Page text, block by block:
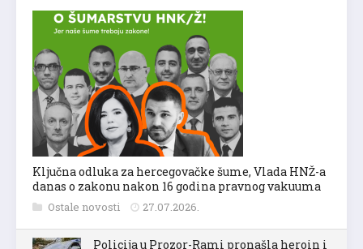
Ključna odluka za hercegovačke šume, Vlada HNŽ-a
danas o zakonu nakon 16 godina pravnog vakuuma
Ostale novosti 27.07.2026.
Policija u Prozor-Rami pronašla heroin i